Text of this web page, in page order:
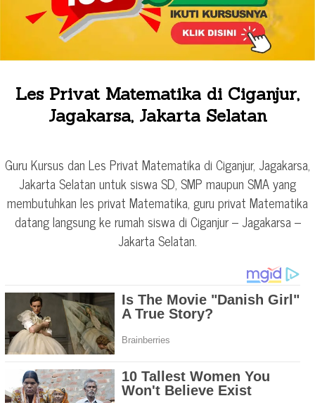
Les Privat Matematika di Ciganjur,
Jagakarsa, Jakarta Selatan
Guru Kursus dan Les Privat Matematika di Ciganjur, Jagakarsa,
Jakarta Selatan untuk siswa SD, SMP maupun SMA yang
membutuhkan les privat Matematika, guru privat Matematika
datang langsung ke rumah siswa di Ciganjur – Jagakarsa –
Jakarta Selatan.